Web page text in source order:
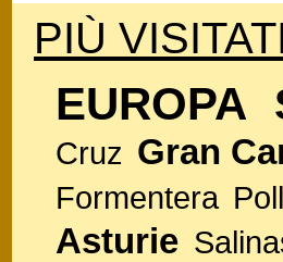
PIÙ
EUROPA
Cruz Gran
Formentera
Asturie